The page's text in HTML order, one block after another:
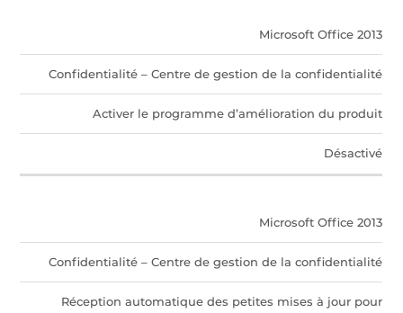
Microsoft Office 2013
Confidentialité – Centre de gestion de la confidentialité
Activer le programme d’amélioration du produit
Désactivé
Microsoft Office 2013
Confidentialité – Centre de gestion de la confidentialité
Réception automatique des petites mises à jour pour